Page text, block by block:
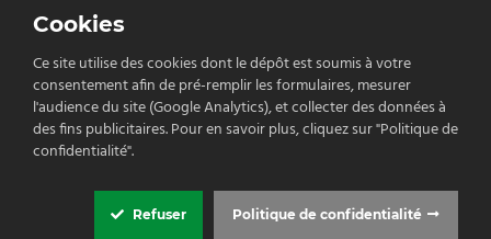
06 80 13 37 93
osaveursdemeudon92@gmail.com
© 2026 OSAVEURSDEMEUDON.
Cookies
Ce site utilise des cookies dont le dépôt est soumis à votre
consentement afin de pré-remplir les formulaires, mesurer
l'audience du site (Google Analytics), et collecter des données à
des fins publicitaires. Pour en savoir plus, cliquez sur "Politique de
confidentialité".
Politique de confidentialité
Refuser